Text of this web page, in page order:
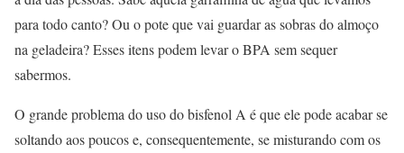
para todo canto? Ou o pote que vai guardar as sobras do almoço
na geladeira? Esses itens podem levar o BPA sem sequer
sabermos.
O grande problema do uso do bisfenol A é que ele pode acabar se
soltando aos poucos e, consequentemente, se misturando com os